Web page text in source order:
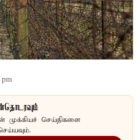
முக்கியச் செய்திகளை